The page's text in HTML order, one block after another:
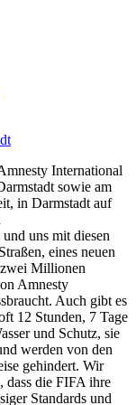
International
sowie am
in Darmstadt auf
uns mit diesen
eines neuen
Millionen
Amnesty
Auch gibt es
12 Stunden, 7 Tage
und Schutz, sie
werden von den
gehindert. Wir
dass die FIFA ihre
Standards und